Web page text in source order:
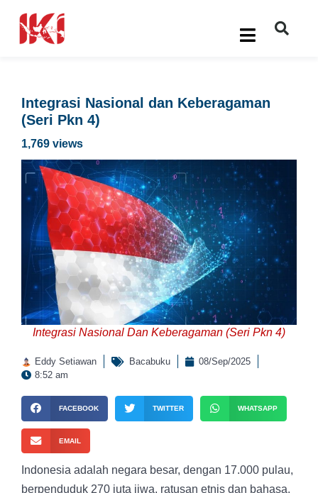
Integrasi Nasional dan Keberagaman
(Seri Pkn 4)
1,769 views
Integrasi Nasional Dan Keberagaman (Seri Pkn 4)
Eddy Setiawan Bacabuku
08/Sep/2025
8:52 am
FACEBOOK TWITTER WHATSAPP
EMAIL
Indonesia adalah negara besar, dengan 17.000 pulau,
berpenduduk 270 juta jiwa, ratusan etnis dan bahasa.